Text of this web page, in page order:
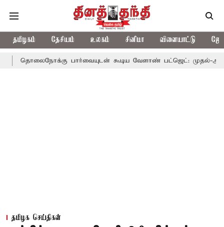
தமிழகம் தேசியம் உலகம் சினிமா விளையாட்டு
தொலைநோக்கு பார்வையுடன் கூடிய வேளாண் பட்ஜெட்: முதல்-அமைச்சர்
தமிழக செய்திகள்